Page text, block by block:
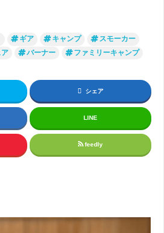
ギア キャンプ
スモーカー
ア バーナー ファミリーキャンプ
シェア
LINE
feedly